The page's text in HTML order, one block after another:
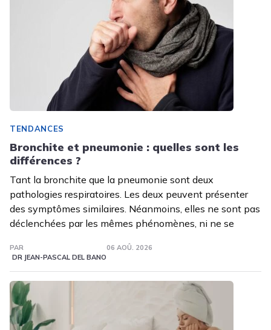
TENDANCES
Bronchite et pneumonie : quelles sont les
différences ?
Tant la bronchite que la pneumonie sont deux
pathologies respiratoires. Les deux peuvent présenter
des symptômes similaires. Néanmoins, elles ne sont pas
déclenchées par les mêmes phénomènes, ni ne se
PAR
DR JEAN-PASCAL DEL BANO
06 AOÛ. 2026